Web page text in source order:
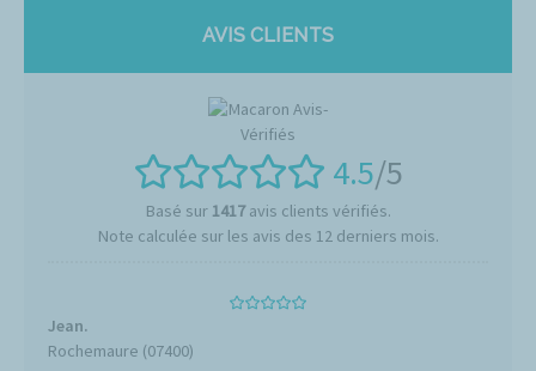
AVIS CLIENTS
4.5/5
Basé sur 1417avis clients vérifiés.
Note calculée sur les avis des 12 derniers mois.
Jean.
Rochemaure (07400)